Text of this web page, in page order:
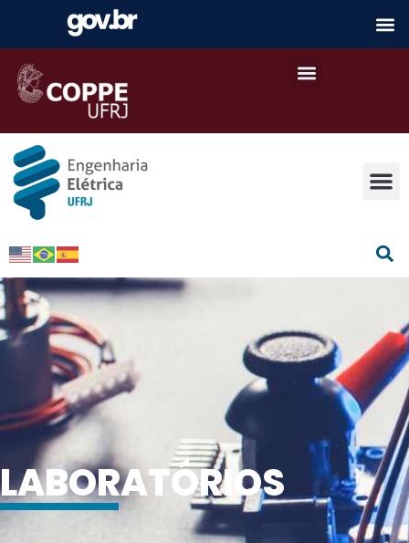
LABORATÓRIOS